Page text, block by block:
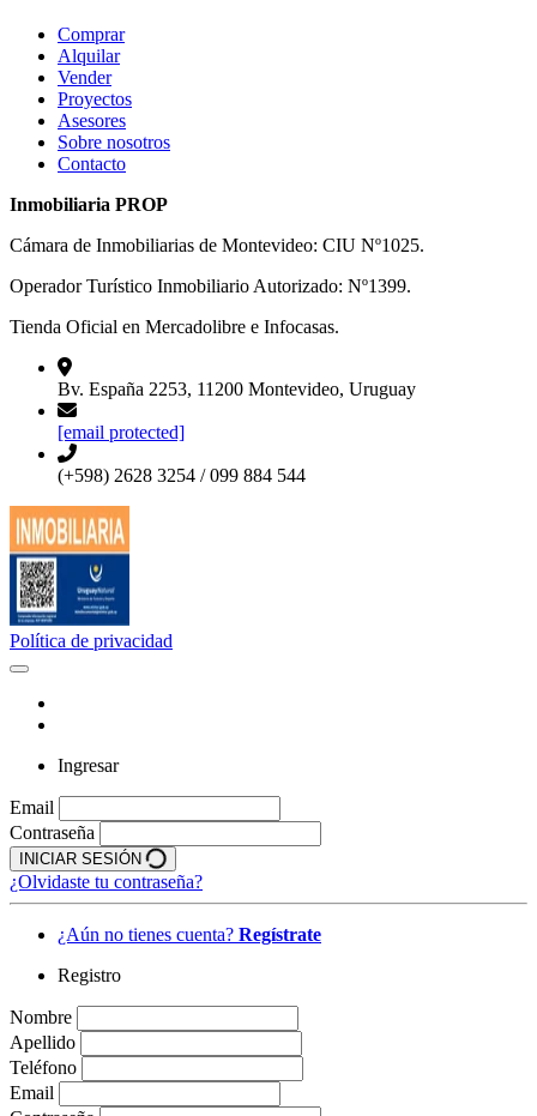
Comprar
Alquilar
Vender
Proyectos
Asesores
Sobre nosotros
Contacto
Inmobiliaria PROP
Cámara de Inmobiliarias de Montevideo: CIU Nº1025.
Operador Turístico Inmobiliario Autorizado: Nº1399.
Tienda Oficial en Mercadolibre e Infocasas.
Bv. España 2253, 11200 Montevideo, Uruguay
[email protected]
(+598) 2628 3254 / 099 884 544
Política de privacidad
Ingresar
Email
Contraseña
INICIAR SESIÓN
¿Olvidaste tu contraseña?
¿Aún no tienes cuenta? Regístrate
Registro
Nombre
Apellido
Teléfono
Email